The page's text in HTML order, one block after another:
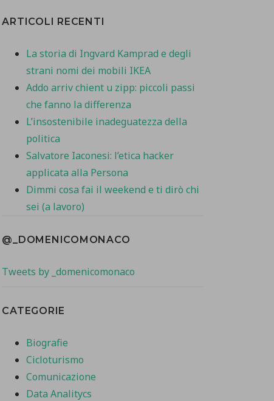
ARTICOLI RECENTI
La storia di Ingvard Kamprad e degli
strani nomi dei mobili IKEA
Addo arriv chient u zipp: piccoli passi
che fanno la differenza
L’insostenibile inadeguatezza della
politica
Salvatore Iaconesi: l’etica hacker
applicata alla Persona
Dimmi cosa fai il weekend e ti dirò chi
sei (a lavoro)
@_DOMENICOMONACO
Tweets by _domenicomonaco
CATEGORIE
Biografie
Cicloturismo
Comunicazione
Data Analitycs